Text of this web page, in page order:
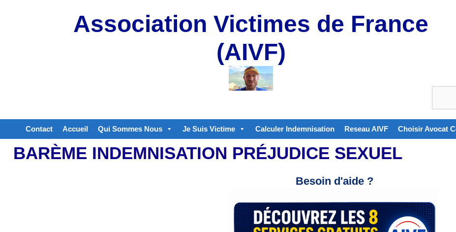
Association Victimes de France
(AIVF)
Contact Accueil Qui Sommes Nous Je Suis Victime Calculer Indemnisation Reseau AIVF Choisir Avocat
BARÈME INDEMNISATION PRÉJUDICE SEXUEL
Besoin d'aide ?